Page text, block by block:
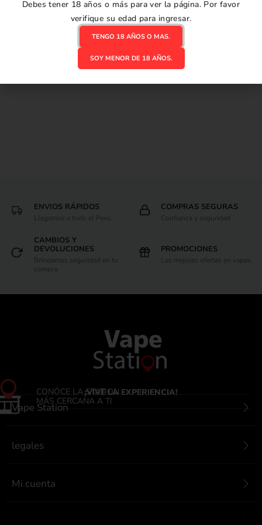
REPUESTOS POD
Refill Life Pod Eco III
20K - Green Grape Ice
Refill Life Pod Eco II 10K
- Green Grape Ice
S/39.50
ENVIOS RÁPIDOS
Llegamos a todo el Perú.
COMPRAS SEGURAS
Confianza y seguridad
CAMBIOS Y
DEVOLUCIONES
Brindamos seguridad en tu
compra.
PROMOCIONES
Las mejores ofertas en vapes.
¡VIVE LA EXPERIENCIA!
CONÓCE LA STATION
MÁS CERCANA A TI
Vape Station
legales
Mi cuenta
Debes tener 18 años o más para ver la página. Por favor
verifique su edad para ingresar.
TENGO 18 AÑOS O MAS.
SOY MENOR DE 18 AÑOS.